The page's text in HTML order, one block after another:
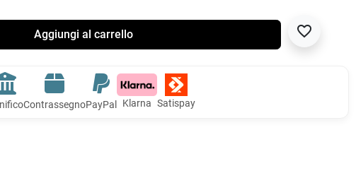
Aggiungi al carrello favorite_border
ContrassegnoPayPal Klarna Satispay